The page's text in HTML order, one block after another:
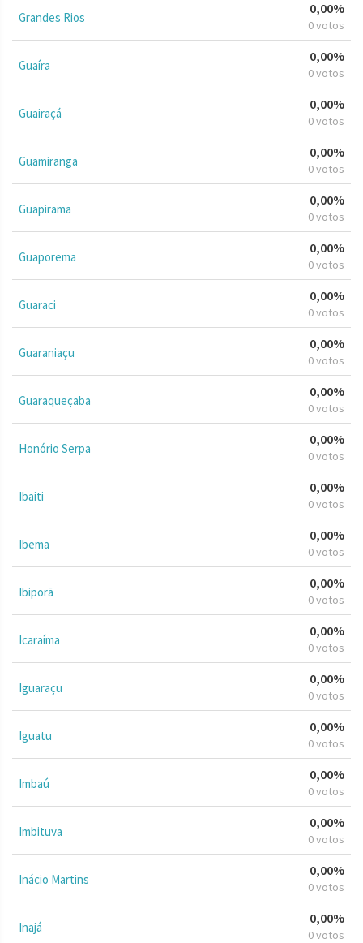
Grandes Rios
0,00%
0 votos
Guaíra
0,00%
0 votos
Guairaçá
0,00%
0 votos
Guamiranga
0,00%
0 votos
Guapirama
0,00%
0 votos
Guaporema
0,00%
0 votos
Guaraci
0,00%
0 votos
Guaraniaçu
0,00%
0 votos
Guaraqueçaba
0,00%
0 votos
Honório Serpa
0,00%
0 votos
Ibaiti
0,00%
0 votos
Ibema
0,00%
0 votos
Ibiporã
0,00%
0 votos
Icaraíma
0,00%
0 votos
Iguaraçu
0,00%
0 votos
Iguatu
0,00%
0 votos
Imbaú
0,00%
0 votos
Imbituva
0,00%
0 votos
Inácio Martins
0,00%
0 votos
Inajá
0,00%
0 votos